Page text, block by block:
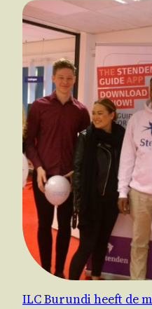
ILC Burundi heeft de